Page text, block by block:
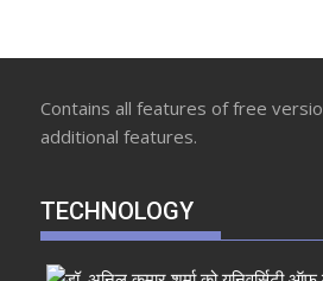
Contains all features of free
additional features.
TECHNOLOGY